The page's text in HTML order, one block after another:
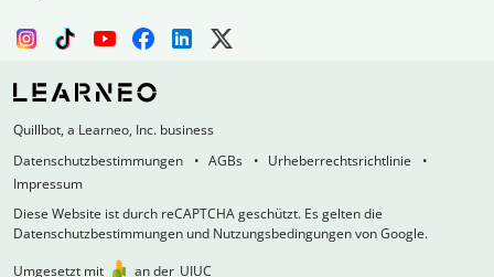
Quillbot, a Learneo, Inc. business
Datenschutzbestimmungen
AGBs
Urheberrechtsrichtlinie
Impressum
Diese Website ist durch reCAPTCHA geschützt. Es gelten die
Datenschutzbestimmungen und Nutzungsbedingungen von Google.
Umgesetzt mit
an der UIUC